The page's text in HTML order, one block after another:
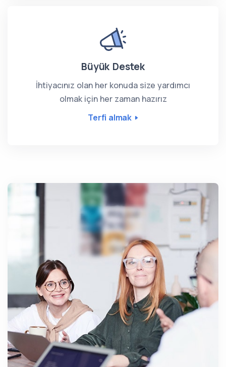
Büyük Destek
İhtiyacınız olan her konuda size yardımcı
olmak için her zaman hazırız
Terfi almak